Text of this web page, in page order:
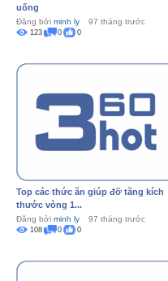
uống
Đăng bởi minh ly 97 tháng trước
123 0 0
Top các thức ăn giúp đỡ tăng kích
thước vòng 1...
Đăng bởi minh ly 97 tháng trước
108 0 0